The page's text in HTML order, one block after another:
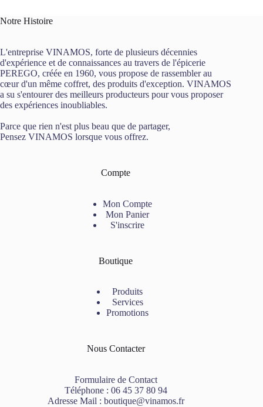
Marie
Notre Histoire
L'entreprise VINAMOS, forte de plusieurs décennies
d'expérience et de connaissances au travers de l'épicerie
PEREGO, créée en 1960, vous propose de rassembler au
cœur d'un même coffret, des produits d'exception. VINAMOS
a su s'entourer des meilleurs producteurs pour vous proposer
des expériences inoubliables.
Parce que rien n'est plus beau que de partager,
Pensez VINAMOS lorsque vous offrez.
Compte
Mon Compte
Mon Panier
S'inscrire
Boutique
Produits
Services
Promotions
Nous Contacter
Formulaire de Contact
Téléphone : 06 45 37 80 94
Adresse Mail : boutique@vinamos.fr